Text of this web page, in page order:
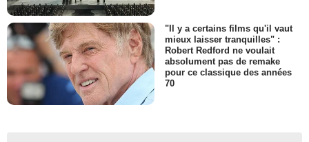
"Il y a certains films qu'il vaut
mieux laisser tranquilles" :
Robert Redford ne voulait
absolument pas de remake
pour ce classique des années
70